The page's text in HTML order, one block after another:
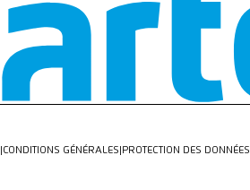
CONDITIONS GÉNÉRALES PROTECTION DES DONNÉES